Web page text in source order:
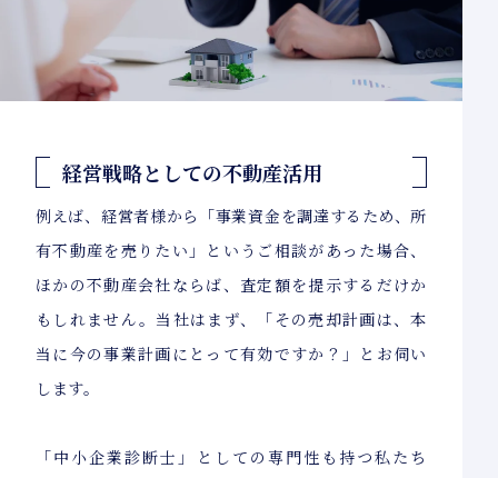
経営戦略としての不動産活用
例えば、経営者様から「事業資金を調達するため、所
有不動産を売りたい」というご相談があった場合、
ほかの不動産会社ならば、査定額を提示するだけか
もしれません。当社はまず、「その売却計画は、本
当に今の事業計画にとって有効ですか？」とお伺い
します。
「中小企業診断士」としての専門性も持つ私たち